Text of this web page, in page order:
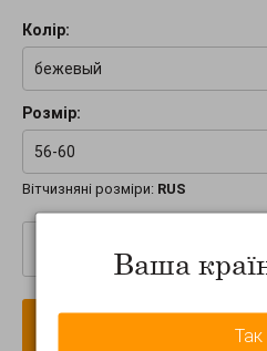
Колір:
бежевый
Розмір:
56-60
Вітчизняні розміри: RUS
В
Ваша
Так